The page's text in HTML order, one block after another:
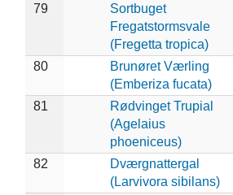
79
Sortbuget
Fregatstormsvale
(Fregetta tropica)
80
Brunøret Værling
(Emberiza fucata)
81
Rødvinget Trupial
(Agelaius
phoeniceus)
82
Dværgnattergal
(Larvivora sibilans)